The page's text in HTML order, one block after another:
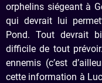
orphelins siégeant à
qui devrait lui
Pond. Tout devrait
difficile de tout
ennemis (c’est
cette information à